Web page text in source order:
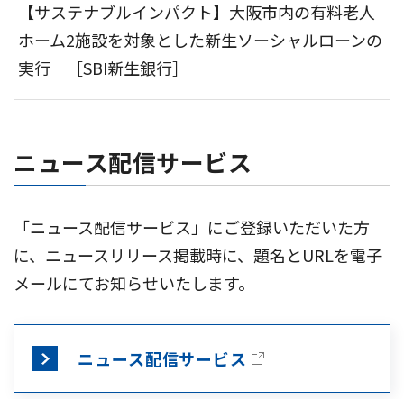
【サステナブルインパクト】大阪市内の有料老人
ホーム2施設を対象とした新生ソーシャルローンの
実行 ［SBI新生銀行］
ニュース配信サービス
「ニュース配信サービス」にご登録いただいた方
に、ニュースリリース掲載時に、題名とURLを電子
メールにてお知らせいたします。
ニュース配信サービス